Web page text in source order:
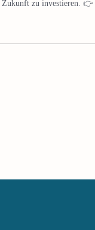
zu investieren. 👉